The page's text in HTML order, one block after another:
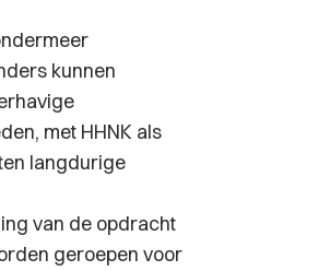
kunnen
met HHNK als
langdurige
van de opdracht
geroepen voor